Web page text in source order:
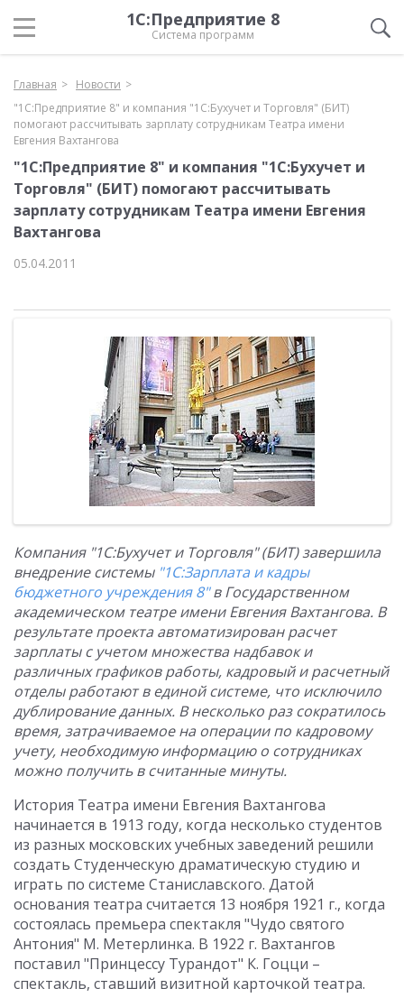
1С:Предприятие 8
Система программ
Главная
Новости
"1С:Предприятие 8" и компания "1С:Бухучет и Торговля" (БИТ)
помогают рассчитывать зарплату сотрудникам Театра имени
Евгения Вахтангова
"1С:Предприятие 8" и компания "1С:Бухучет и
Торговля" (БИТ) помогают рассчитывать
зарплату сотрудникам Театра имени Евгения
Вахтангова
05.04.2011
Компания "1С:Бухучет и Торговля" (БИТ) завершила
внедрение системы "1С:Зарплата и кадры
бюджетного учреждения 8"в Государственном
академическом театре имени Евгения Вахтангова. В
результате проекта автоматизирован расчет
зарплаты с учетом множества надбавок и
различных графиков работы, кадровый и расчетный
отделы работают в единой системе, что исключило
дублирование данных. В несколько раз сократилось
время, затрачиваемое на операции по кадровому
учету, необходимую информацию о сотрудниках
можно получить в считанные минуты.
История Театра имени Евгения Вахтангова
начинается в 1913 году, когда несколько студентов
из разных московских учебных заведений решили
создать Студенческую драматическую студию и
играть по системе Станиславского. Датой
основания театра считается 13 ноября 1921 г., когда
состоялась премьера спектакля "Чудо святого
Антония" М. Метерлинка. В 1922 г. Вахтангов
поставил "Принцессу Турандот" К. Гоцци –
спектакль, ставший визитной карточкой театра.